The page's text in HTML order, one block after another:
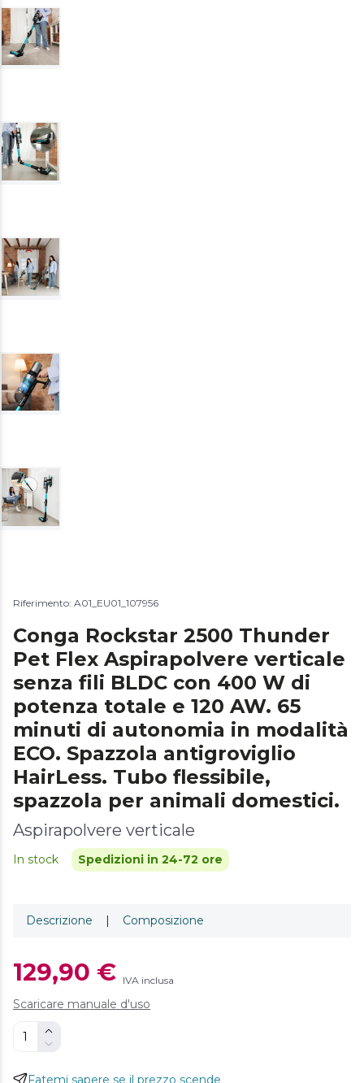
Riferimento: A01_EU01_107956
Conga Rockstar 2500 Thunder
Pet Flex Aspirapolvere verticale
senza fili BLDC con 400 W di
potenza totale e 120 AW. 65
minuti di autonomia in modalità
ECO. Spazzola antigroviglio
HairLess. Tubo flessibile,
spazzola per animali domestici.
Aspirapolvere verticale
In stock Spedizioni in 24-72 ore
Descrizione | Composizione
129,90 € IVA inclusa
Scaricare manuale d'uso
Fatemi sapere se il prezzo scende